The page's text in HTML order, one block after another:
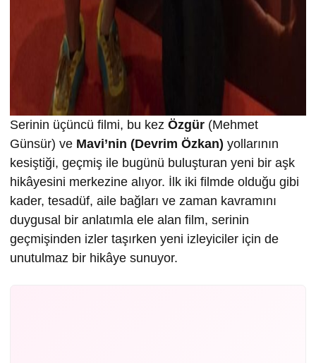
Serinin üçüncü filmi, bu kez Özgür (Mehmet
Günsür) ve Mavi’nin (Devrim Özkan) yollarının
kesiştiği, geçmiş ile bugünü buluşturan yeni bir aşk
hikâyesini merkezine alıyor. İlk iki filmde olduğu gibi
kader, tesadüf, aile bağları ve zaman kavramını
duygusal bir anlatımla ele alan film, serinin
geçmişinden izler taşırken yeni izleyiciler için de
unutulmaz bir hikâye sunuyor.